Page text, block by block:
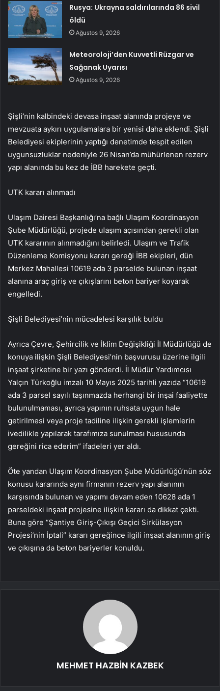
Rusya: Ukrayna saldırılarında 86 sivil
öldü
Ağustos 9, 2026
Meteoroloji’den Kuvvetli Rüzgar ve
Sağanak Uyarısı
Ağustos 9, 2026
Şişli’nin kalbindeki devasa inşaat alanında projeye ve
mevzuata aykırı uygulamalara bir yenisi daha eklendi. Şişli
Belediyesi ekiplerinin yaptığı denetimde tespit edilen
uygunsuzluklar nedeniyle 26 Nisan’da mühürlenen rezerv
yapı alanında bu kez de İBB harekete geçti.
UTK kararı alınmadı
Ulaşım Dairesi Başkanlığı’na bağlı Ulaşım Koordinasyon
Şube Müdürlüğü, projede ulaşım açısından gerekli olan
UTK kararının alınmadığını belirledi. Ulaşım ve Trafik
Düzenleme Komisyonu kararı gereği İBB ekipleri, dün
Merkez Mahallesi 10619 ada 3 parselde bulunan inşaat
alanına araç giriş ve çıkışlarını beton bariyer koyarak
engelledi.
Şişli Belediyesi’nin mücadelesi karşılık buldu
Ayrıca Çevre, Şehircilik ve İklim Değişikliği İl Müdürlüğü de
konuya ilişkin Şişli Belediyesi’nin başvurusu üzerine ilgili
inşaat şirketine bir yazı gönderdi. İl Müdür Yardımcısı
Yalçın Türkoğlu imzalı 10 Mayıs 2025 tarihli yazıda “10619
ada 3 parsel sayılı taşınmazda herhangi bir inşai faaliyette
bulunulmaması, ayrıca yapının ruhsata uygun hale
getirilmesi veya proje tadiline ilişkin gerekli işlemlerin
ivedilikle yapılarak tarafımıza sunulması hususunda
gereğini rica ederim” ifadeleri yer aldı.
Öte yandan Ulaşım Koordinasyon Şube Müdürlüğü’nün söz
konusu kararında aynı firmanın rezerv yapı alanının
karşısında bulunan ve yapımı devam eden 10628 ada 1
parseldeki inşaat projesine ilişkin kararı da dikkat çekti.
Buna göre “Şantiye Giriş-Çıkışı Geçici Sirkülasyon
Projesi’nin İptali” kararı gereğince ilgili inşaat alanının giriş
ve çıkışına da beton bariyerler konuldu.
MEHMET HAZBİN KAZBEK